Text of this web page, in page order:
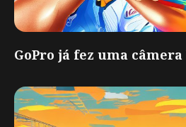
GoPro já fez uma câmera